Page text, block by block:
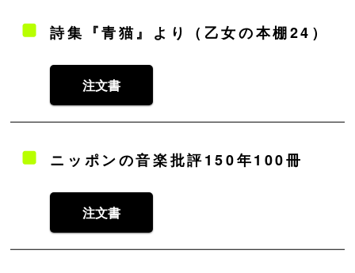
詩集『青猫』より（乙女の本棚24）
注文書
ニッポンの音楽批評150年100冊
注文書